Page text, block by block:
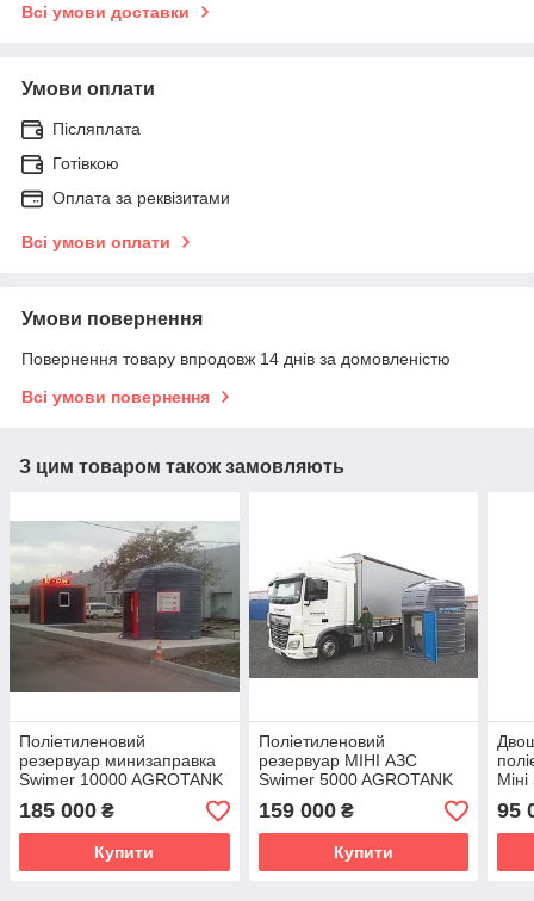
Всі умови доставки
Умови оплати
Післяплата
Готівкою
Оплата за реквізитами
Всі умови оплати
Умови повернення
Повернення товару впродовж 14 днів за домовленістю
Всі умови повернення
З цим товаром також замовляють
Поліетиленовий
резервуар минизаправка
Swimer 10000 AGROTANK
185 000 ₴
Купити
Поліетиленовий
резервуар МІНІ АЗС
Swimer 5000 AGROTANK
159 000₴
Купити
95